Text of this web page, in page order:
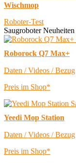
Wischmop
Roboter-Test
Saugroboter Neuheiten
Roborock Q7 Max+
Daten / Videos / Bezug
Preis im Shop*
Yeedi Mop Station
Daten / Videos / Bezug
Preis im Shop*